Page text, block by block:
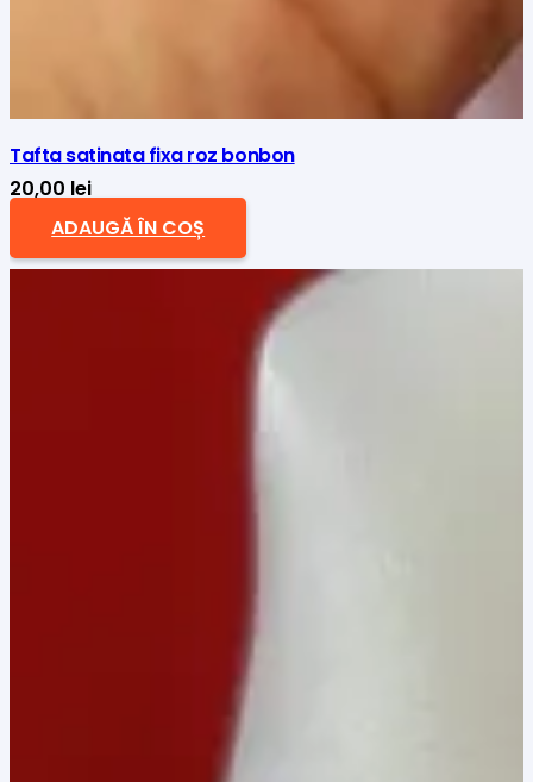
Tafta satinata fixa roz bonbon
20,00 lei
ADAUGĂ ÎN COȘ